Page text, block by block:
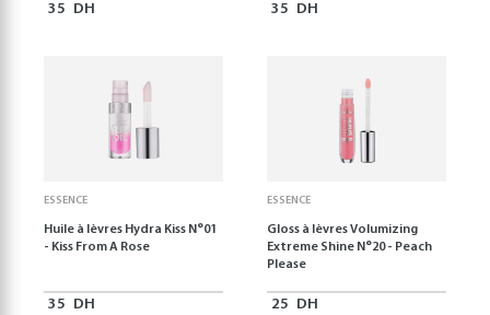
35 DH 35 DH
ESSENCE
Huile à lèvres Hydra Kiss N°01
- Kiss From A Rose
35 DH
ESSENCE
Gloss à lèvres Volumizing
Extreme Shine N°20 - Peach
Please
25 DH